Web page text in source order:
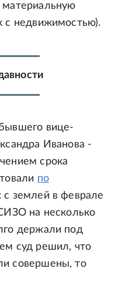
с недвижимостью).
вице-
Иванова -
срока
по
землей в феврале
на несколько
держали под
суд решил, что
совершены, то